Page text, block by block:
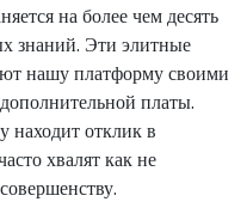
на более чем десять
знаний. Эти элитные
нашу платформу своими
платы.
находит отклик в
хвалят как не